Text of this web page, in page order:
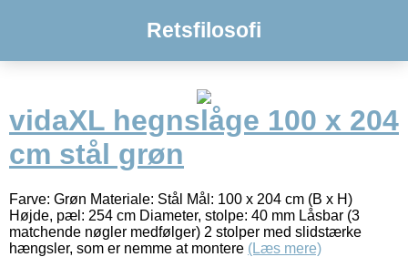
Retsfilosofi
vidaXL hegnslåge 100 x 204
cm stål grøn
Farve: Grøn Materiale: Stål Mål: 100 x 204 cm (B x H)
Højde, pæl: 254 cm Diameter, stolpe: 40 mm Låsbar (3
matchende nøgler medfølger) 2 stolper med slidstærke
hængsler, som er nemme at montere (Læs mere)